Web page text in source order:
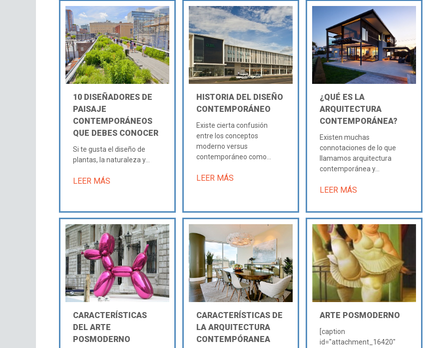
10 DISEÑADORES DE
PAISAJE
CONTEMPORÁNEOS
QUE DEBES CONOCER
Si te gusta el diseño de
plantas, la naturaleza y...
LEER MÁS
HISTORIA DEL DISEÑO
CONTEMPORÁNEO
Existe cierta confusión
entre los conceptos
moderno versus
contemporáneo como...
LEER MÁS
¿QUÉ ES LA
ARQUITECTURA
CONTEMPORÁNEA?
Existen muchas
connotaciones de lo que
llamamos arquitectura
contemporánea y...
LEER MÁS
CARACTERÍSTICAS
DEL ARTE
POSMODERNO
CARACTERÍSTICAS DE
LA ARQUITECTURA
CONTEMPÓRANEA
ARTE POSMODERNO
[caption
id="attachment_16420"